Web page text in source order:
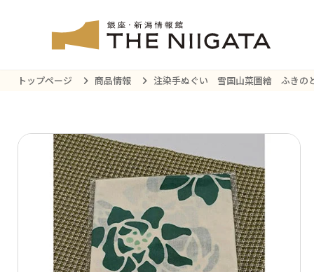
トップページ 商品情報 注染手ぬぐい 雪国山菜圖繪 ふきの